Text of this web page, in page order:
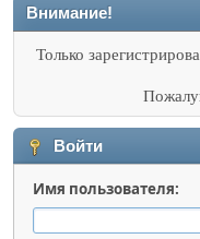
Внимание!
Только
Войти
Имя пользователя: